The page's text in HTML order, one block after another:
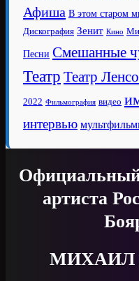
Афиша В этом старом
Дискография Зенит Кино
Песни Смешанные
Театр Театр
2022 Фильмография видео
интервью
Официальный
артиста
МИХАИЛ